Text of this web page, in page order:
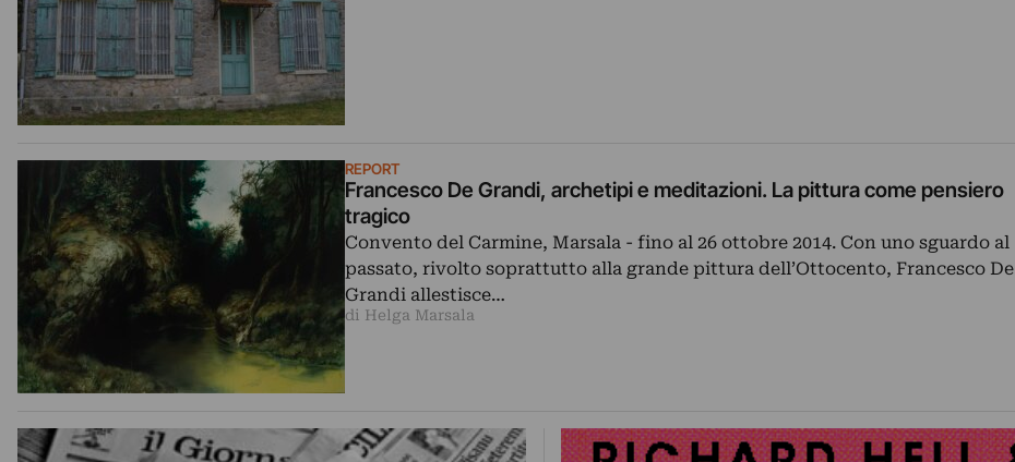
REPORT
Francesco De Grandi, archetipi e meditazioni. La pittura come pensiero
tragico
Convento del Carmine, Marsala - fino al 26 ottobre 2014. Con uno sguardo al
passato, rivolto soprattutto alla grande pittura dell’Ottocento, Francesco De
Grandi allestisce…
di Helga Marsala